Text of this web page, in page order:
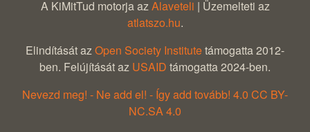
A KiMitTud motorja azAlaveteli | Üzemelteti az
atlatszo.hu.
Elindítását azOpen Society Institutetámogatta 2012-
ben. Felújítását az USAID támogatta 2024-ben.
Nevezd meg! - Ne add el! - Így add tovább! 4.0 CC BY-
NC.SA 4.0